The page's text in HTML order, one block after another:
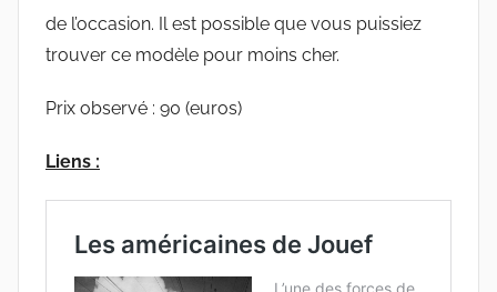
de l’occasion. Il est possible que vous puissiez
trouver ce modèle pour moins cher.
Prix observé : 90 (euros)
Liens :